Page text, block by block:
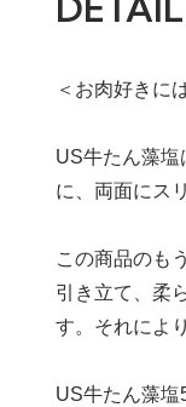
＜お肉好きに
US牛たん藻塩
に、両面にス
この商品のも
引き立て、柔
す。それによ
US牛たん藻塩